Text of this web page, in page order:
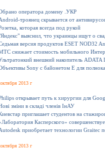
оператора домену .УКР
троянец скрывается от
которая всегда под рукой
выяснил, что украинцы ищут о
версия продуктов ESET NOD32
снижает стоимость мобильного
внешний накопитель ADATA
Sony с байонетом E для
2013 г
открывает путь к хирургии для
зміни в складі членів ІнАУ
приглашает студентов на
Касперского»
приобретает технологии Graitec
2013 г